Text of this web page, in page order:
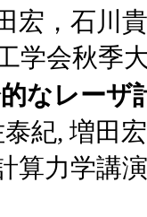
宏，石川
学会秋季
なレーザ
紀, 増田宏
算力学講